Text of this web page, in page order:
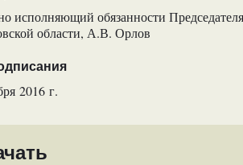
исполняющий обязанности
области, А.В. Орлов
2016 г.